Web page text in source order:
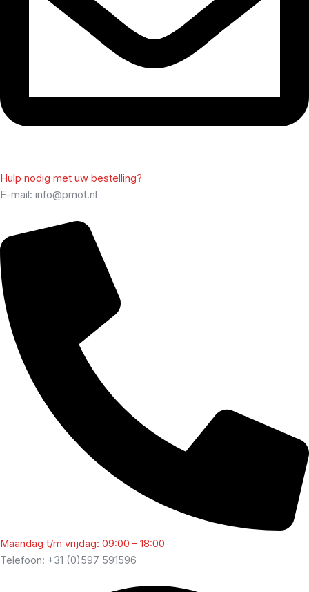
Hulp nodig met uw bestelling?
E-mail: info@pmot.nl
Maandag t/m vrijdag: 09:00 – 18:00
Telefoon: +31 (0)597 591596